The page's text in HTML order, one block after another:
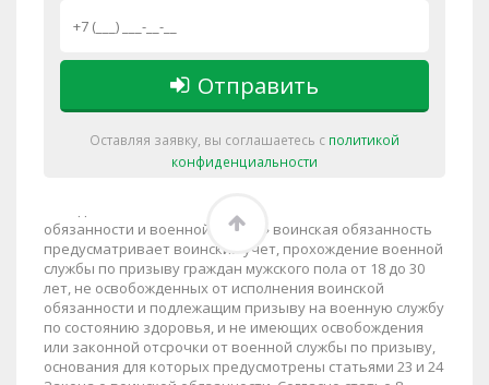
Отправить
Оставляя заявку, вы соглашаетесь с политикой
конфиденциальности
2013-2026.г. Жигулевск,ул. Ленина, д. 7 , тел.:8-800-
Важно! Решение об освобождении, призыве на военную
службу или предоставлении отсрочки от исполнения
воинской обязанности принимается исключительно
обязанности и военной службе» воинская обязанность
предусматривает воинский учет, прохождение военной
службы по призыву граждан мужского пола от 18 до 30
лет, не освобожденных от исполнения воинской
обязанности и подлежащим призыву на военную службу
по состоянию здоровья, и не имеющих освобождения
или законной отсрочки от военной службы по призыву,
основания для которых предусмотрены статьями 23 и 24